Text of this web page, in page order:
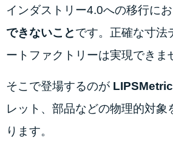
インダストリー4.0への移行に
できないことです。正確な寸法
ートファクトリーは実現できま
そこで登場するのが LIPSMetric
レット、部品などの物理的対
ります。